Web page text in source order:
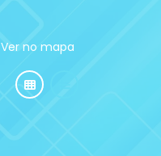
Ver no mapa